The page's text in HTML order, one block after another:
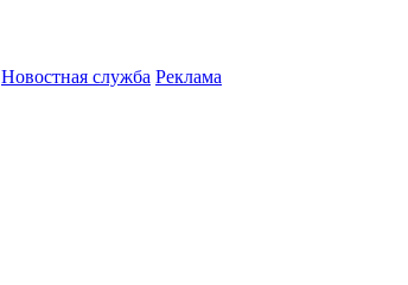
Новостная служба Реклама